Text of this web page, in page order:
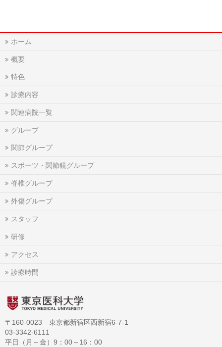
ホーム
概要
特色
診療内容
関連病院一覧
グループ
関節グループ
スポーツ・関節鏡グループ
脊椎グループ
外傷グループ
スタッフ
研修
アクセス
診療時間
〒160-0023 東京都新宿区西新宿6-7-1
03-3342-6111
平日（月～金）9：00～16：00